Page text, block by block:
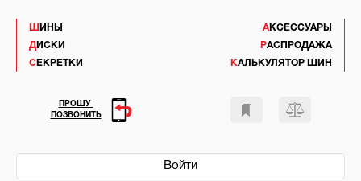
ШИНЫ
ДИСКИ
СЕКРЕТКИ
АКСЕССУАРЫ
РАСПРОДАЖА
КАЛЬКУЛЯТОР ШИН
Войти
ПРОШУ
ПОЗВОНИТЬ